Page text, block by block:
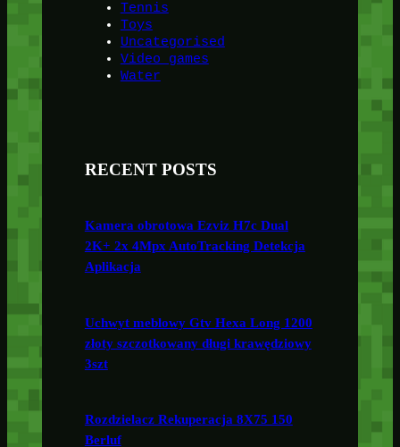
Tennis
Toys
Uncategorised
Video games
Water
RECENT POSTS
Kamera obrotowa Ezviz H7c Dual
2K+ 2x 4Mpx AutoTracking Detekcja
Aplikacja
Uchwyt meblowy Gtv Hexa Long 1200
złoty szczotkowany długi krawędziowy
3szt
Rozdzielacz Rekuperacja 8X75 150
Berluf